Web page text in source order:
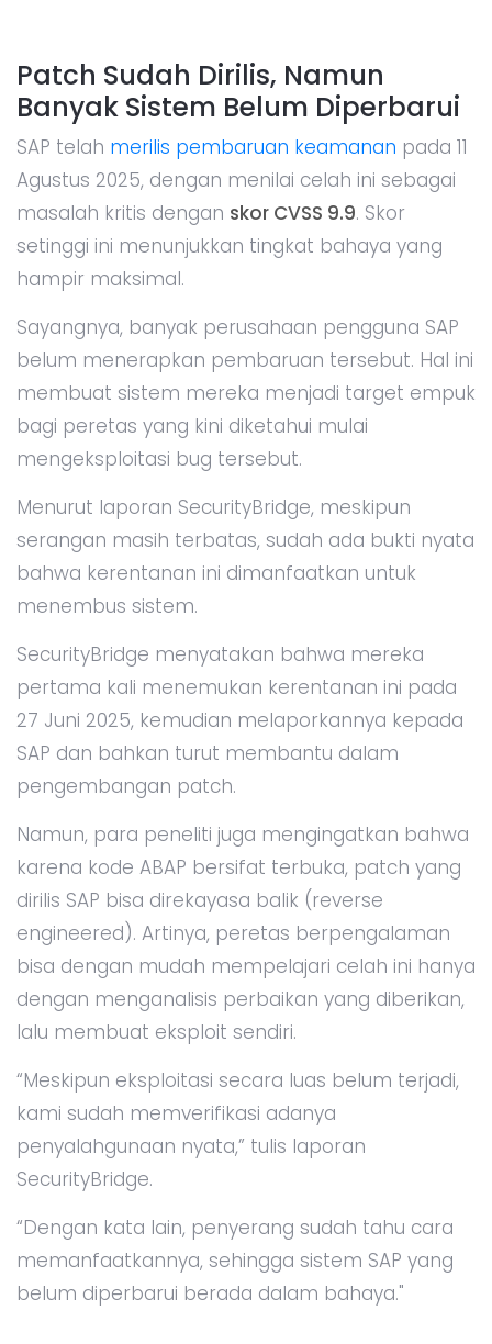
Patch Sudah Dirilis, Namun
Banyak Sistem Belum Diperbarui
SAP telah merilis pembaruan keamanan pada 11
Agustus 2025, dengan menilai celah ini sebagai
masalah kritis dengan skor CVSS 9.9. Skor
setinggi ini menunjukkan tingkat bahaya yang
hampir maksimal.
Sayangnya, banyak perusahaan pengguna SAP
belum menerapkan pembaruan tersebut. Hal ini
membuat sistem mereka menjadi target empuk
bagi peretas yang kini diketahui mulai
mengeksploitasi bug tersebut.
Menurut laporan SecurityBridge, meskipun
serangan masih terbatas, sudah ada bukti nyata
bahwa kerentanan ini dimanfaatkan untuk
menembus sistem.
SecurityBridge menyatakan bahwa mereka
pertama kali menemukan kerentanan ini pada
27 Juni 2025, kemudian melaporkannya kepada
SAP dan bahkan turut membantu dalam
pengembangan patch.
Namun, para peneliti juga mengingatkan bahwa
karena kode ABAP bersifat terbuka, patch yang
dirilis SAP bisa direkayasa balik (reverse
engineered). Artinya, peretas berpengalaman
bisa dengan mudah mempelajari celah ini hanya
dengan menganalisis perbaikan yang diberikan,
lalu membuat eksploit sendiri.
“Meskipun eksploitasi secara luas belum terjadi,
kami sudah memverifikasi adanya
penyalahgunaan nyata,” tulis laporan
SecurityBridge.
“Dengan kata lain, penyerang sudah tahu cara
memanfaatkannya, sehingga sistem SAP yang
belum diperbarui berada dalam bahaya."